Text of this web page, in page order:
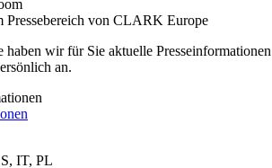
Pressebereich von CLARK Europe
haben wir für Sie aktuelle
an.
IT, PL